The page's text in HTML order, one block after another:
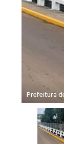
Prefeitura